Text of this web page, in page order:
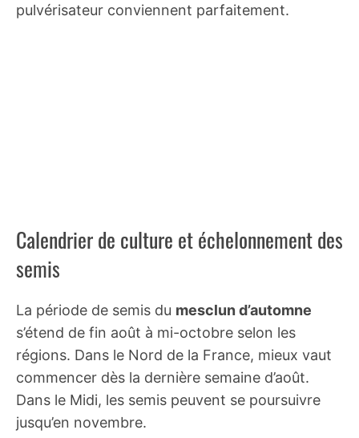
pulvérisateur conviennent parfaitement.
Calendrier de culture et échelonnement des
semis
La période de semis du mesclun d’automne
s’étend de fin août à mi-octobre selon les
régions. Dans le Nord de la France, mieux vaut
commencer dès la dernière semaine d’août.
Dans le Midi, les semis peuvent se poursuivre
jusqu’en novembre.